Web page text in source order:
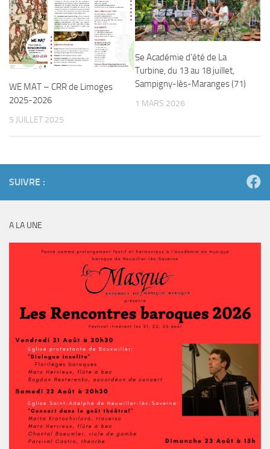
WE MAT – CRR de Limoges
2025-2026
5 JUILLET 2025
5e Académie d’été de La
Turbine, du 13 au 18 juillet,
Sampigny-lès-Maranges (71)
1 MARS 2026
SUIVRE :
A LA UNE